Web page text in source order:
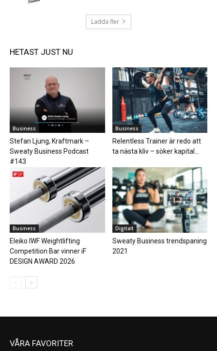
Ladda fler
HETAST JUST NU
Business
Stefan Ljung, Kraftmark –
Sweaty Business Podcast
#143
Business
Relentless Trainer är redo att
ta nästa kliv – söker kapital...
Business
Eleiko IWF Weightlifting
Competition Bar vinner iF
DESIGN AWARD 2026
Digitalt
Sweaty Business trendspaning
2021
VÅRA FAVORITER